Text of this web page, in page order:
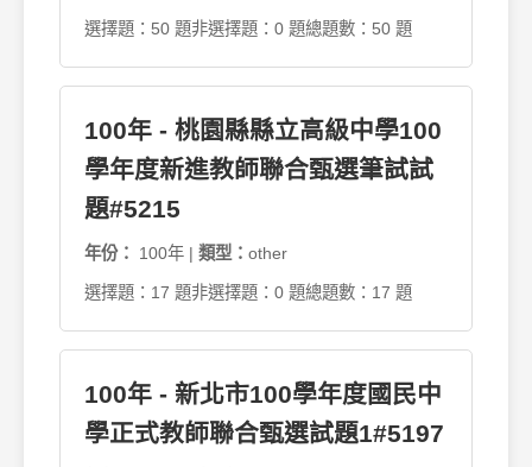
選擇題：50 題非選擇題：0 題總題數：50 題
100年 - 桃園縣縣立高級中學100
學年度新進教師聯合甄選筆試試
題#5215
年份： 100年 | 類型： other
選擇題：17 題非選擇題：0 題總題數：17 題
100年 - 新北市100學年度國民中
學正式教師聯合甄選試題1#5197